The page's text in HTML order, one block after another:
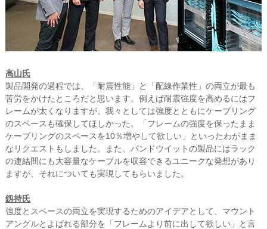
高山氏
製品開発の過程では、「耐震性能」と「配線作業性」の両立が最も
苦労をかけたところだと思います。例えば耐震強度を高めるにはフ
レームが太くなりますが、我々としては強度とともにケーブリング
のスペースも確保してほしかった。「フレームの強度を保ったまま
ケーブリングのスペースを10％増やして欲しい」といったわがまま
なリクエストもしました。また、パンドウイットの製品にはラック
の連結間にも大容量なケーブルを収容できるユニークな発想があり
ますが、それについても実現してもらいました。
釼持氏
強度とスペースの両立を実現するためのアイデアとして、マウント
アングルとよばれる部分を「フレームより前に出して欲しい」と言